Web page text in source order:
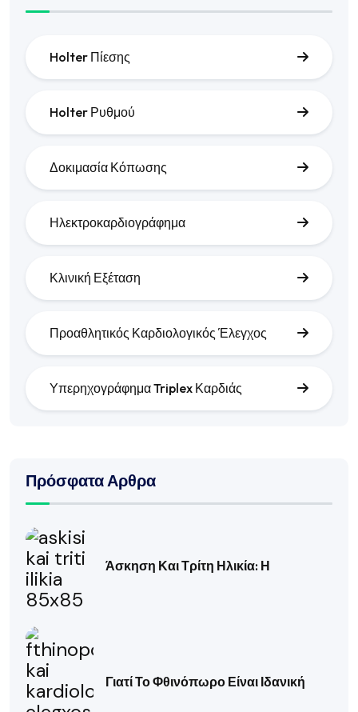
Holter Πίεσης
Holter Ρυθμού
Δοκιμασία Κόπωσης
Ηλεκτροκαρδιογράφημα
Κλινική Εξέταση
Προαθλητικός Καρδιολογικός Έλεγχος
Υπερηχογράφημα Triplex Καρδιάς
Πρόσφατα Αρθρα
Άσκηση Και Τρίτη Ηλικία: Η
Γιατί Το Φθινόπωρο Είναι Ιδανική